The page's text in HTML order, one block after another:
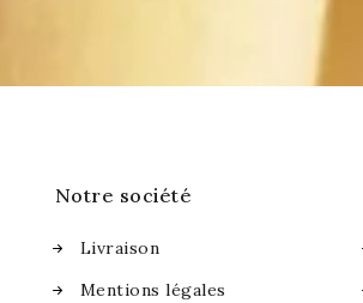
Notre société
Livraison
Mentions légales